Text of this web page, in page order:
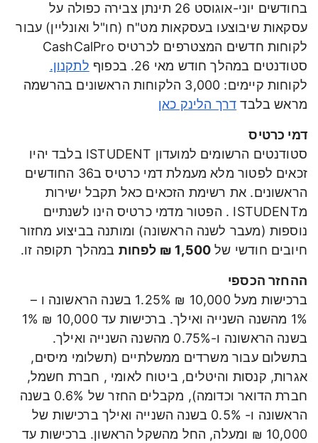
בחודשים יוני-אוגוסט 26 תינתן צבירה כפולה על
עסקאות שיבוצעו בעסקאות מט"ח (חו"ל ואונליין) עבור
לקוחות חדשים המצטרפים לכרטיס CashCalPro
סטודנטים במהלך חודש מאי 26. בכפוף
לתקנון.
לקוחות קיימים: 3,000 הלקוחות הראשונים בהרשמה
מראש בלבד דרך הלינק כאן
דמי כרטיס
סטודנטים הרשומים למועדון ISTUDENT בלבד יהיו
זכאים לפטור מלא מעמלת דמי כרטיס ב36 החודשים
הראשונים. את רשימת הזכאים כאל תקבל ישירות
מISTUDENT . הפטור מדמי כרטיס הינו לשנתיים
נוספות (מעבר לשנה הראשונה) ומותנה בביצוע מחזור
חיובים חודשי של 1,500 ₪ לפחות במהלך תקופה זו.
ההחזר הכספי
ברכישות מעל 10,000 ₪ 1.25% בשנה הראשונה ו –
1% מהשנה השנייה ואילך. ברכישות עד 10,000 ₪ 1%
בשנה הראשונה ו-0.75% מהשנה השנייה ואילך.
בתשלום עבור משרדים ממשלתיים (תשלומי מיסים,
אגרות, קנסות והיטלים, ביטוח לאומי , חברת חשמל,
חברת הדואר וכדומה), מקבלים החזר של 0.6% בשנה
הראשונה ו- 0.5% בשנה השנייה ואילך ברכישות של
10,000 ₪ ומעלה, החל מהשקל הראשון. ברכישות עד